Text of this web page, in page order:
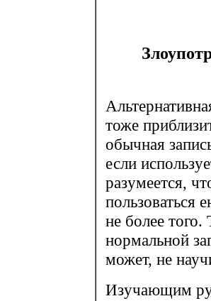
тоже
обычная
если
разумеется,
пользоваться
не более того.
нормальной
может, не
Изучающим